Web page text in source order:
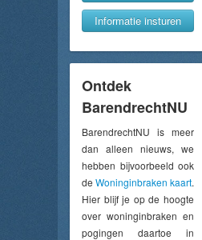
Informatie insturen
Ontdek
BarendrechtNU
BarendrechtNU is meer
dan alleen nieuws, we
hebben bijvoorbeeld ook
de Woninginbraken kaart.
Hier blijf je op de hoogte
over woninginbraken en
pogingen daartoe in